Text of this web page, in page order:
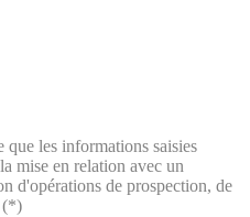
que les informations saisies
mise en relation avec un
d'opérations de prospection, de
(*)